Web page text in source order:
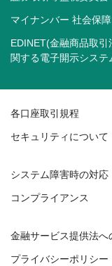
マイナンバー 社会保
EDINET(金融商品取
関する電子開示システ
各口座取引規程
セキュリティについて
システム障害時の対応
コンプライアンス
金融サービス提供法へ
プライバシーポリシー